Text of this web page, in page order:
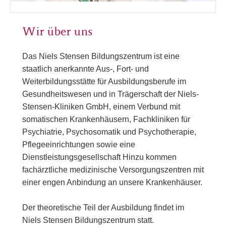
Wir über uns
Das Niels Stensen Bildungszentrum ist eine
staatlich anerkannte Aus-, Fort- und
Weiterbildungsstätte für Ausbildungsberufe im
Gesundheitswesen und in Trägerschaft der Niels-
Stensen-Kliniken GmbH, einem Verbund mit
somatischen Krankenhäusern, Fachkliniken für
Psychiatrie, Psychosomatik und Psychotherapie,
Pflegeeinrichtungen sowie eine
Dienstleistungsgesellschaft Hinzu kommen
fachärztliche medizinische Versorgungszentren mit
einer engen Anbindung an unsere Krankenhäuser.
Der theoretische Teil der Ausbildung findet im
Niels Stensen Bildungszentrum statt.